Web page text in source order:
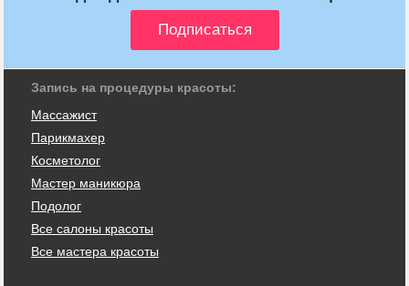
Запись на процедуры красоты:
Массажист
Парикмахер
Косметолог
Мастер маникюра
Подолог
Все салоны красоты
Все мастера красоты